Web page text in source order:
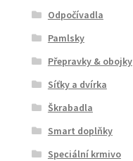
Odpočívadla
Pamlsky
Přepravky & obojky
Síťky a dvírka
Škrabadla
Smart doplňky
Speciální krmivo